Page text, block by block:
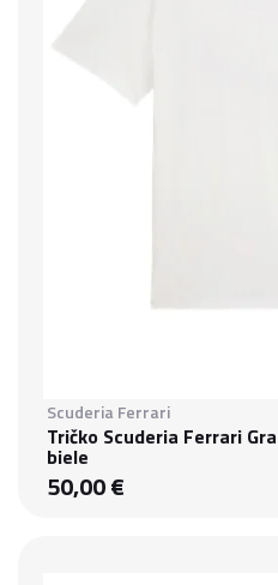
Scuderia Ferrari
Tričko Scuderia Ferrari
biele
50,00 €